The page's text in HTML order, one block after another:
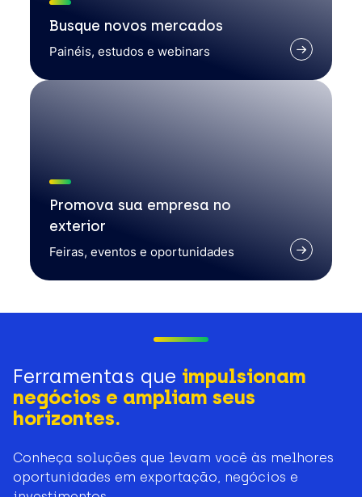
Busque novos mercados
Painéis, estudos e webinars
Promova sua empresa no
exterior
Feiras, eventos e oportunidades
Ferramentas que impulsionam
negócios e ampliam seus
horizontes.
Conheça soluções que levam você às melhores
oportunidades em exportação, negócios e